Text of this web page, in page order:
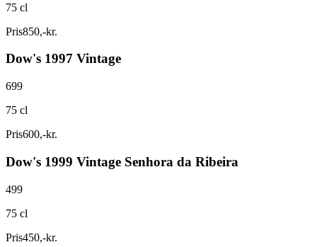
75 cl
Pris850,-kr.
Dow's 1997 Vintage
699
75 cl
Pris600,-kr.
Dow's 1999 Vintage Senhora da Ribeira
499
75 cl
Pris450,-kr.